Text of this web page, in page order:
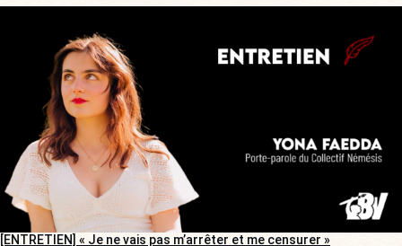
[ENTRETIEN] « Je ne vais pas m’arrêter et me censurer »